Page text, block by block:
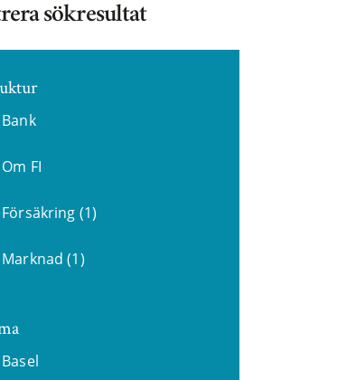
sökresultat
Bank
Om FI
Försäkring (1)
Marknad (1)
Basel